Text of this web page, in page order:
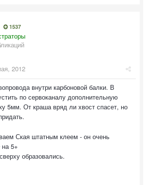
1537
2012
внутри карбоновой балки. В
по сервоканалу дополнительную
5мм. От краша вряд ли хвост спасет, но
Ская штатным клеем - он очень
5+
образовались.